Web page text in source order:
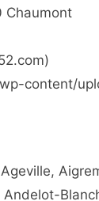
Chaumont
content/